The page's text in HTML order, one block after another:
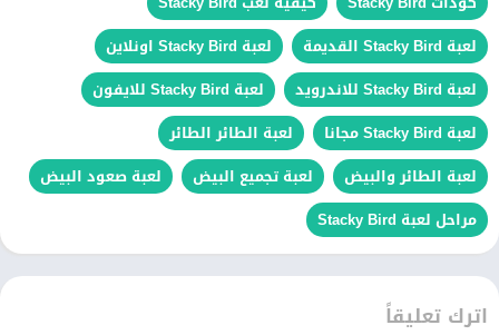
لعبة Stacky Bird القديمة
لعبة Stacky Bird اونلاين
لعبة Stacky Bird للاندرويد
لعبة Stacky Bird للايفون
لعبة Stacky Bird مجانا
لعبة الطائر الطائر
لعبة الطائر والبيض
لعبة تجميع البيض
لعبة صعود البيض
مراحل لعبة Stacky Bird
اترك تعليقاً